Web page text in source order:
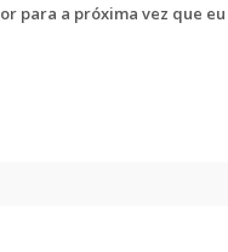
para a próxima vez que